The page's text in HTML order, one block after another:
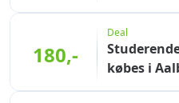
180,-
Deal
købes i